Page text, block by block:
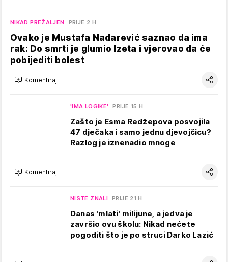
NIKAD PREŽALJEN PRIJE 2 H
Ovako je Mustafa Nadarević saznao da ima
rak: Do smrti je glumio Izeta i vjerovao da će
pobijediti bolest
Komentiraj
'IMA LOGIKE' PRIJE 15 H
Zašto je Esma Redžepova posvojila
47 dječaka i samo jednu djevojčicu?
Razlog je iznenadio mnoge
Komentiraj
NISTE ZNALI PRIJE 21 H
Danas 'mlati' milijune, a jedva je
završio ovu školu: Nikad nećete
pogoditi što je po struci Darko Lazić